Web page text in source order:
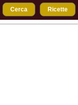
Cerca Ricette